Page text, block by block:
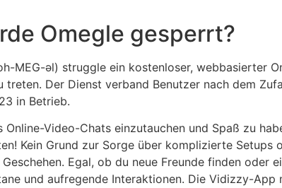
Omegle gesperrt?
MEG-əl) struggle ein kostenloser, webbasierter
treten. Der Dienst verband Benutzer nach dem
in Betrieb.
Online-Video-Chats einzutauchen und Spaß zu
Kein Grund zur Sorge über komplizierte
Egal, ob du neue Freunde finden oder
und aufregende Interaktionen. Die Vidizzy-